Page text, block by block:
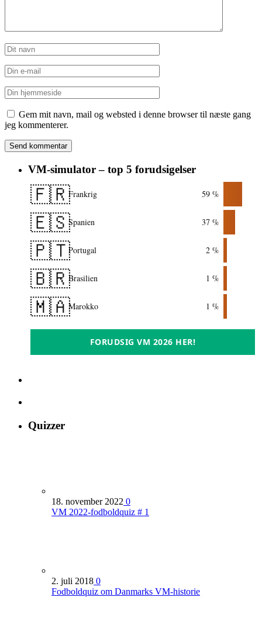
Gem mit navn, mail og websted i denne browser til næste gang
jeg kommenterer.
VM-simulator – top 5 forudsigelser
🇫🇷Frankrig 59 %
🇪🇸Spanien 37 %
🇵🇹Portugal 2 %
🇧🇷Brasilien 1 %
🇲🇦Marokko 1 %
FORUDSIG VM 2026 HER!
Quizzer
18. november 2022 0
VM 2022-fodboldquiz # 1
2. juli 2018 0
Fodboldquiz om Danmarks VM-historie